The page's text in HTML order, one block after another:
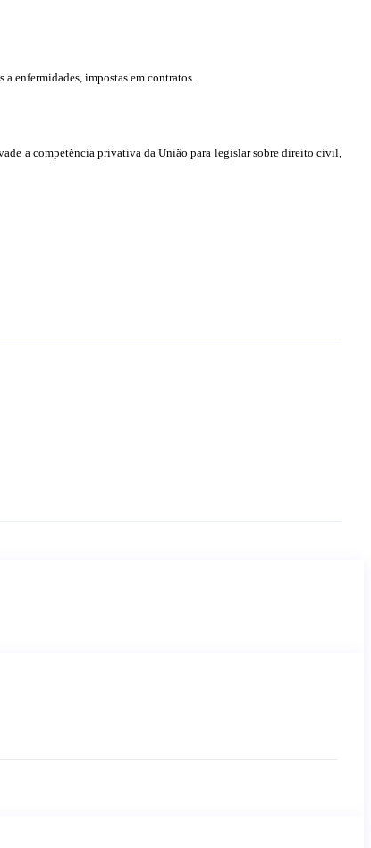
a enfermidades, impostas em contratos.
a competência privativa da União para legislar sobre direito civil,